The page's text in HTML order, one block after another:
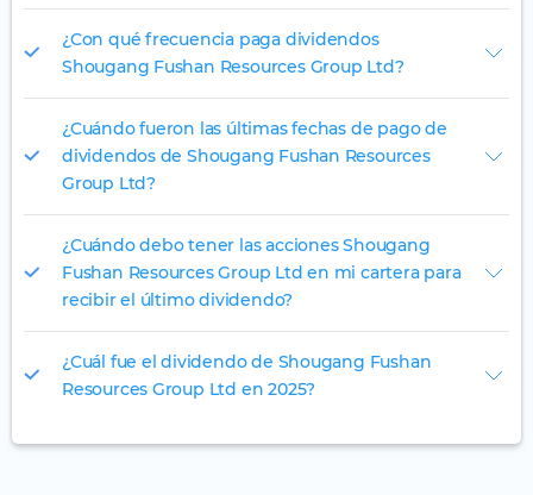
¿Con qué frecuencia paga dividendos
Shougang Fushan Resources Group Ltd?
¿Cuándo fueron las últimas fechas de pago de
dividendos de Shougang Fushan Resources
Group Ltd?
¿Cuándo debo tener las acciones Shougang
Fushan Resources Group Ltd en mi cartera para
recibir el último dividendo?
¿Cuál fue el dividendo de Shougang Fushan
Resources Group Ltd en 2025?